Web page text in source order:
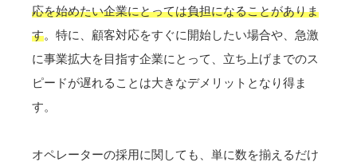
応を始めたい企業にとっては負担になることがありま
す。特に、顧客対応をすぐに開始したい場合や、急激
に事業拡大を目指す企業にとって、立ち上げまでのス
ピードが遅れることは大きなデメリットとなり得ま
す。
オペレーターの採用に関しても、単に数を揃えるだけ